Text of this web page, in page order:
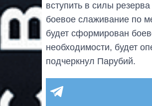
вступить в силы
боевое слаживание по
будет сформирован
необходимости, будет
подчеркнул Парубий.